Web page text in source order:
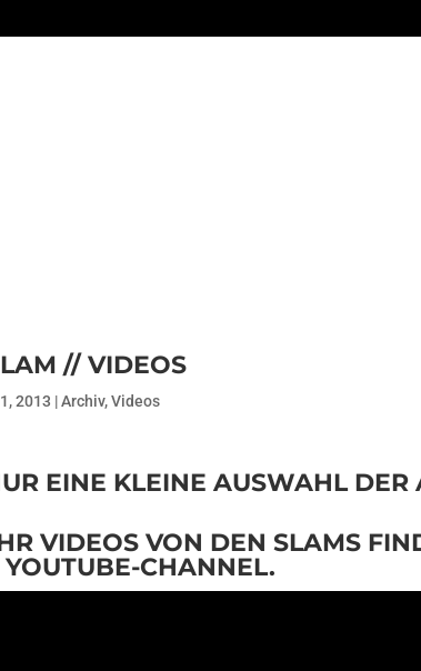
// VIDEOS
2013 |Archiv,Videos
EINE KLEINE AUSWAHL DER
VIDEOS VON DEN SLAMS
YOUTUBE-CHANNEL.